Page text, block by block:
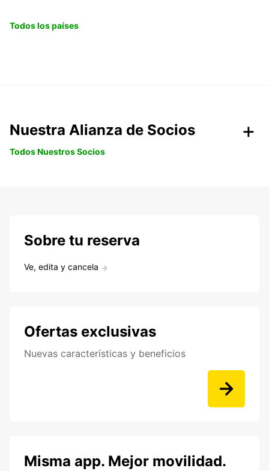
Todos los países
Nuestra Alianza de Socios
Todos Nuestros Socios
Sobre tu reserva
Ve, edita y cancela
Ofertas exclusivas
Nuevas características y beneficios
Misma app. Mejor movilidad.